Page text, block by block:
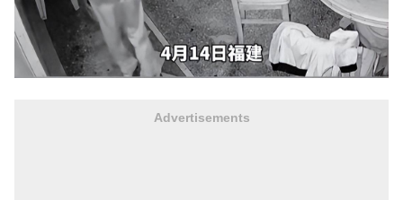
Advertisements